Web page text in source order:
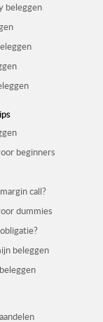
beleggen
beginners
call?
dummies
beleggen